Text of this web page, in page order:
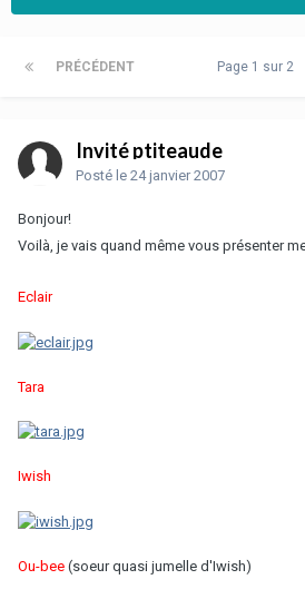
PRÉCÉDENT Page 1 sur 2
Invité ptiteaude
Posté le 24 janvier 2007
Bonjour!
Voilà, je vais quand même vous présenter
Eclair
Tara
Iwish
Ou-bee (soeur quasi jumelle d'Iwish)